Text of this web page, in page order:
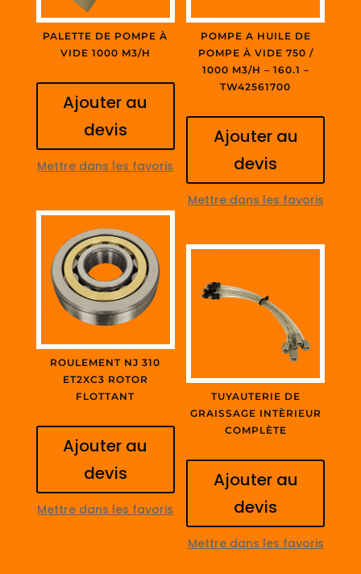
PALETTE DE POMPE À
VIDE 1000 M3/H
Ajouter au
devis
Mettre dans les favoris
POMPE A HUILE DE
POMPE À VIDE 750 /
1000 M3/H – 160.1 –
TW42561700
Ajouter au
devis
Mettre dans les favoris
ROULEMENT NJ 310
ET2XC3 ROTOR
FLOTTANT
Ajouter au
devis
Mettre dans les favoris
TUYAUTERIE DE
GRAISSAGE INTÈRIEUR
COMPLÈTE
Ajouter au
devis
Mettre dans les favoris